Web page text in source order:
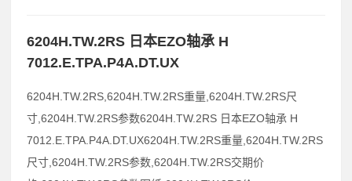
6204H.TW.2RS 日本EZO轴承 H
7012.E.TPA.P4A.DT.UX
6204H.TW.2RS,6204H.TW.2RS重量,6204H.TW.2RS尺
寸,6204H.TW.2RS参数6204H.TW.2RS 日本EZO轴承 H
7012.E.TPA.P4A.DT.UX6204H.TW.2RS重量,6204H.TW.2RS
尺寸,6204H.TW.2RS参数,6204H.TW.2RS交期价